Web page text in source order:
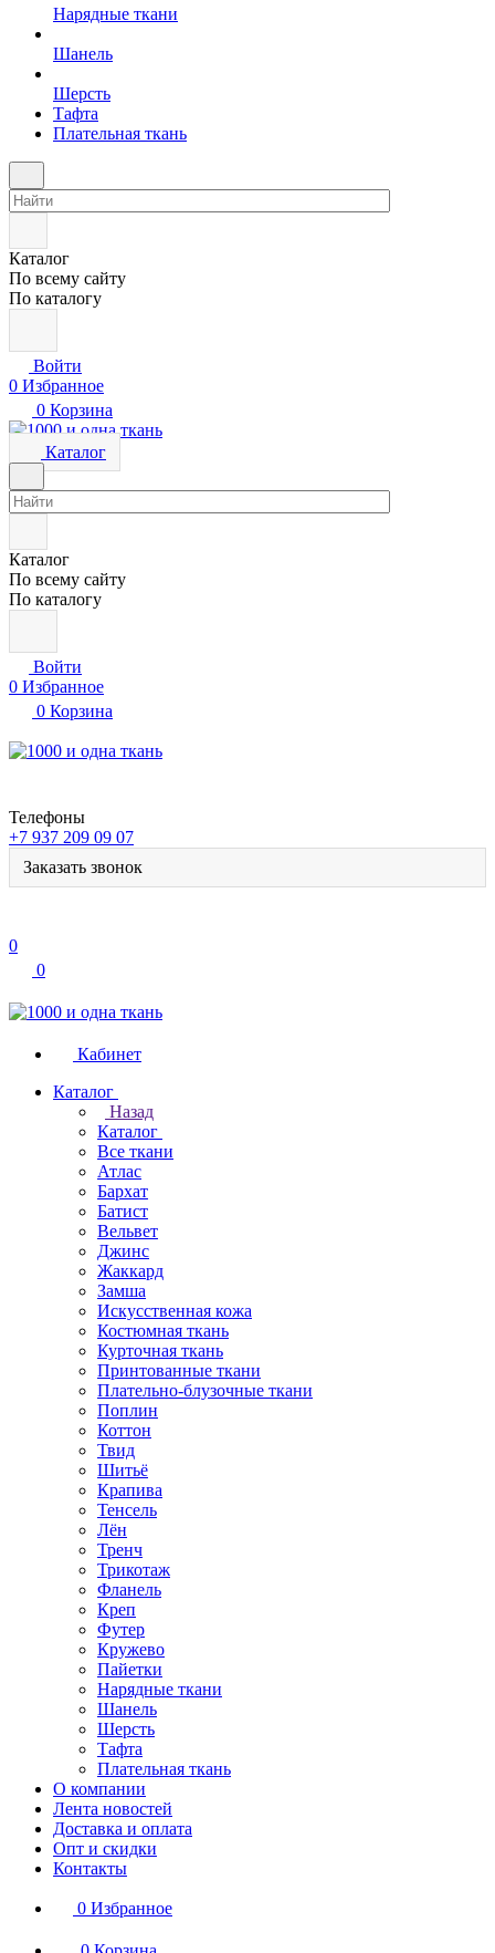
Нарядные ткани
Шанель
Шерсть
Тафта
Плательная ткань
Каталог
По всему сайту
По каталогу
Войти
0 Избранное
0 Корзина
Каталог
Каталог
По всему сайту
По каталогу
Войти
0 Избранное
0 Корзина
Телефоны
+7 937 209 09 07
Заказать звонок
0
0
Кабинет
Каталог
Назад
Каталог
Все ткани
Атлас
Бархат
Батист
Вельвет
Джинс
Жаккард
Замша
Искусственная кожа
Костюмная ткань
Курточная ткань
Принтованные ткани
Плательно-блузочные ткани
Поплин
Коттон
Твид
Шитьё
Крапива
Тенсель
Лён
Тренч
Трикотаж
Фланель
Креп
Футер
Кружево
Пайетки
Нарядные ткани
Шанель
Шерсть
Тафта
Плательная ткань
О компании
Лента новостей
Доставка и оплата
Опт и скидки
Контакты
0 Избранное